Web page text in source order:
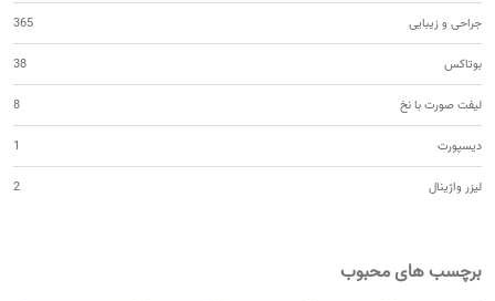
جراحی و زیبایی 365
بوتاکس 38
لیفت صورت با نخ 8
دیسپورت 1
لیزر واژینال 2
برچسب های محبوب